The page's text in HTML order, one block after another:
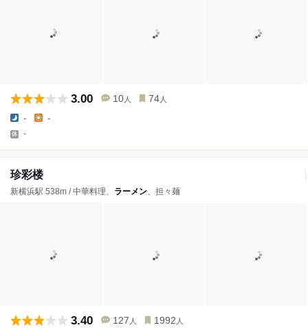
3.00 10 人 74 人
- -
-
珍彩楼
新横浜駅 538m / 中華料理、 ラーメン、担々麺
3.40 127 人 1992 人